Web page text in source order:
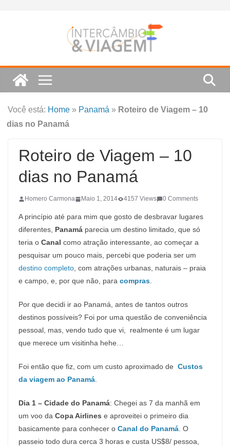
Você está: Home » Panamá » Roteiro de Viagem – 10
dias no Panamá
Roteiro de Viagem – 10
dias no Panamá
Homero Carmona Maio 1, 2014 4157 Views 0 Comments
A princípio até para mim que gosto de desbravar lugares
diferentes, Panamá parecia um destino limitado, que só
teria o Canal como atração interessante, ao começar a
pesquisar um pouco mais, percebi que poderia ser um
destino completo , com atrações urbanas, naturais – praia
e campo, e, por que não, para compras
Por que decidi ir ao Panamá, antes de tantos outros
destinos possíveis? Foi por uma questão de conveniência
pessoal, mas, vendo tudo que vi, realmente é um lugar
que merece um visitinha hehe…
Foi então que fiz, com um custo aproximado de Custos
da viagem ao Panamá
Dia 1 – Cidade do Panamá: Chegei as 7 da manhã em
um voo da Copa Airlines e aproveitei o primeiro dia
basicamente para conhecer o Canal do Panamá . O
passeio todo dura cerca 3 horas e custa US$8/ pessoa,